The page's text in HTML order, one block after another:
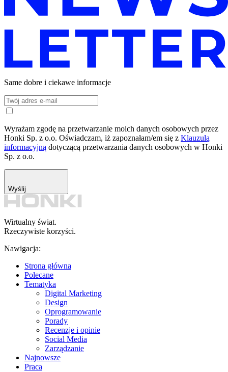
Same dobre i ciekawe informacje
Wyrażam zgodę na przetwarzanie moich danych osobowych przez
Honki Sp. z o.o. Oświadczam, iż zapoznałam/em się z Klauzulą
informacyjną dotyczącą przetwarzania danych osobowych w Honki
Sp. z o.o.
Wyślij
Wirtualny świat.
Rzeczywiste korzyści.
Nawigacja:
Strona główna
Polecane
Tematyka
Digital Marketing
Design
Oprogramowanie
Porady
Recenzje i opinie
Social Media
Zarządzanie
Najnowsze
Praca